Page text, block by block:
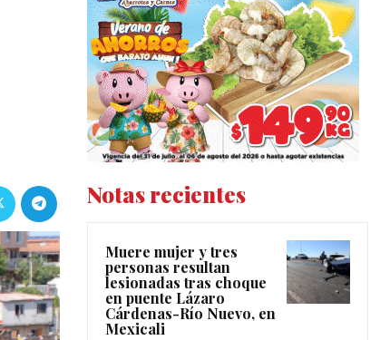
Notas recientes
Muere mujer y tres
personas resultan
lesionadas tras choque
en puente Lázaro
Cárdenas-Río Nuevo, en
Mexicali